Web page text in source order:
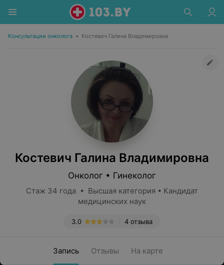
Консультации онколога • Костевич Галина Владимировна
Костевич Галина Владимировна
Онколог • Гинеколог
Стаж 34 года • Высшая категория • Кандидат
медицинских наук
4 отзыва
3.0
Запись Отзывы На карте